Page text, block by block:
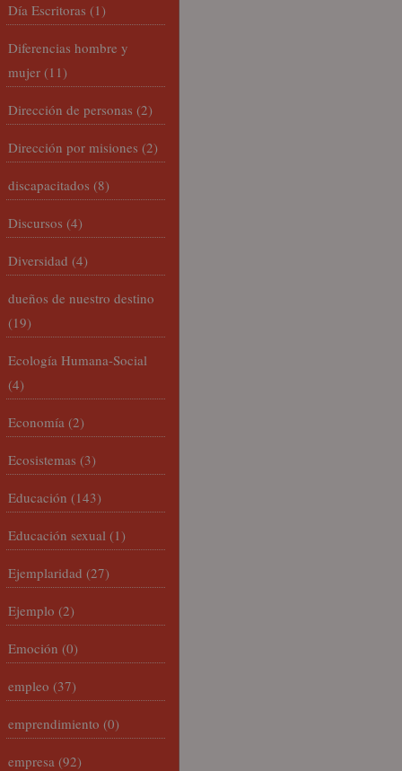
Día Escritoras (1)
Diferencias hombre y
mujer (11)
Dirección de personas (2)
Dirección por misiones (2)
discapacitados (8)
Discursos (4)
Diversidad (4)
dueños de nuestro destino
(19)
Ecología Humana-Social
(4)
Economía (2)
Ecosistemas (3)
Educación (143)
Educación sexual (1)
Ejemplaridad (27)
Ejemplo (2)
Emoción (0)
empleo (37)
emprendimiento (0)
empresa (92)